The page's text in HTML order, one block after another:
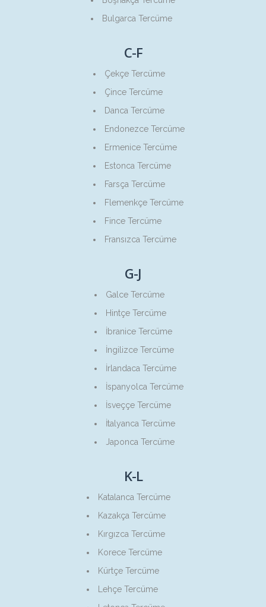
Bulgarca Tercüme
C-F
Çekçe Tercüme
Çince Tercüme
Danca Tercüme
Endonezce Tercüme
Ermenice Tercüme
Estonca Tercüme
Farsça Tercüme
Flemenkçe Tercüme
Fince Tercüme
Fransızca Tercüme
G-J
Galce Tercüme
Hintçe Tercüme
İbranice Tercüme
İngilizce Tercüme
İrlandaca Tercüme
İspanyolca Tercüme
İsveççe Tercüme
İtalyanca Tercüme
Japonca Tercüme
K-L
Katalanca Tercüme
Kazakça Tercüme
Kırgızca Tercüme
Korece Tercüme
Kürtçe Tercüme
Lehçe Tercüme